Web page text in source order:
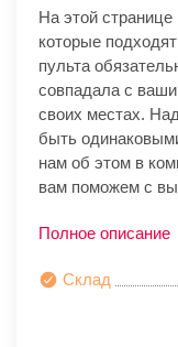
На этой
которые
пульта
совпадала с
своих местах.
быть
нам об этом в
вам поможем с
Полное описание
Склад